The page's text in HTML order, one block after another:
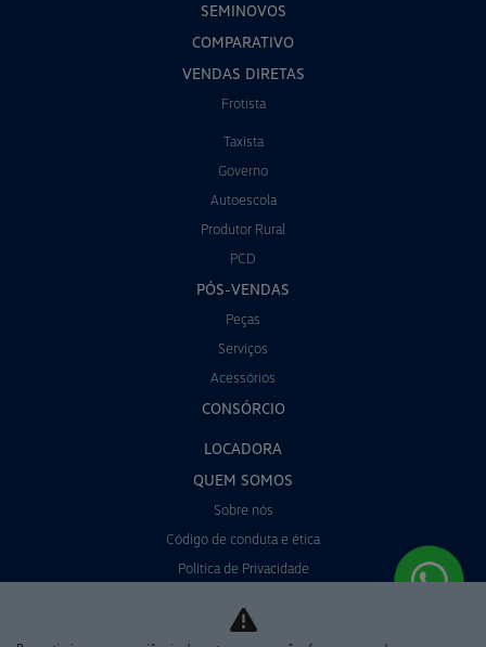
SEMINOVOS
COMPARATIVO
VENDAS DIRETAS
Frotista
Taxista
Governo
Autoescola
Produtor Rural
PCD
PÓS-VENDAS
Peças
Serviços
Acessórios
CONSÓRCIO
LOCADORA
QUEM SOMOS
Sobre nós
Código de conduta e ética
Política de Privacidade
POLÍTICA DE COOKIES